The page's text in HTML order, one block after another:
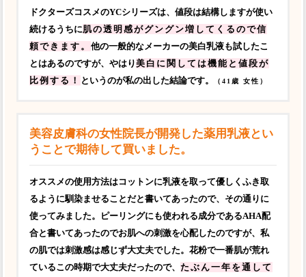
ドクターズコスメのYCシリーズは、値段は結構しますが使い
続けるうちに肌の透明感がグングン増してくるので信
頼できます。他の一般的なメーカーの美白乳液も試したこ
とはあるのですが、やはり美白に関しては機能と値段が
比例する！ というのが私の出した結論です。 （41歳 女性）
美容皮膚科の女性院長が開発した薬用乳液とい
うことで期待して買いました。
オススメの使用方法はコットンに乳液を取って優しくふき取
るように馴染ませることだと書いてあったので、その通りに
使ってみました。ピーリングにも使われる成分であるAHA配
合と書いてあったのでお肌への刺激を心配したのですが、私
の肌では刺激感は感じず大丈夫でした。花粉で一番肌が荒れ
ているこの時期で大丈夫だったので、たぶん一年を通して